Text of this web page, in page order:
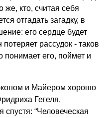
же, кто, считая себя
отгадать загадку, в
его сердце будет
рассудок - таков
понимает его, поймет и
и Майером хорошо
Гегеля,
спустя: “Человеческая